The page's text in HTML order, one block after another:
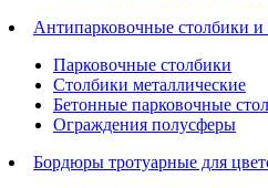
Антипарковочные столбики
Парковочные столбики
Столбики металлические
Бетонные парковочные
Ограждения полусферы
Бордюры тротуарные для